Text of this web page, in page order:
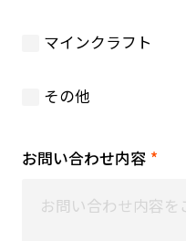
マインクラフト
その他
お問い合わせ内容 *